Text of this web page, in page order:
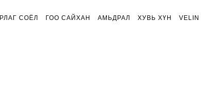
СОЁЛ ГОО САЙХАН АМЬДРАЛ ХУВЬ ХҮН VELIN